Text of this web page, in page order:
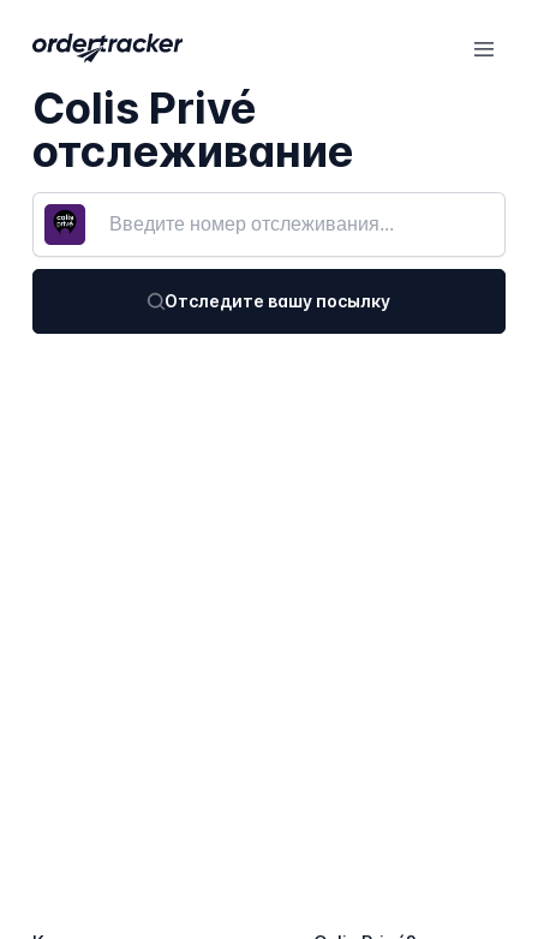
Colis Privé
отслеживание
Отследите вашу посылку